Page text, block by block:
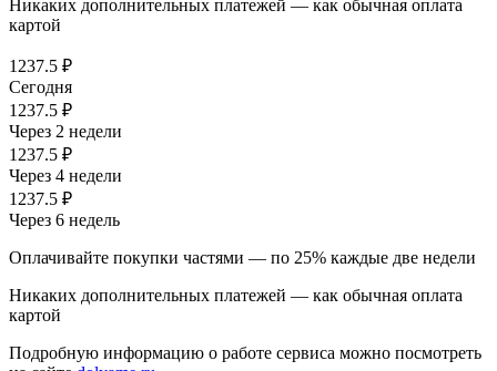
Никаких дополнительных платежей — как обычная оплата
картой
1237.5 ₽
Сегодня
1237.5 ₽
Через 2 недели
1237.5 ₽
Через 4 недели
1237.5 ₽
Через 6 недель
Оплачивайте покупки частями — по 25% каждые две недели
Никаких дополнительных платежей — как обычная оплата
картой
Подробную информацию о работе сервиса можно посмотреть